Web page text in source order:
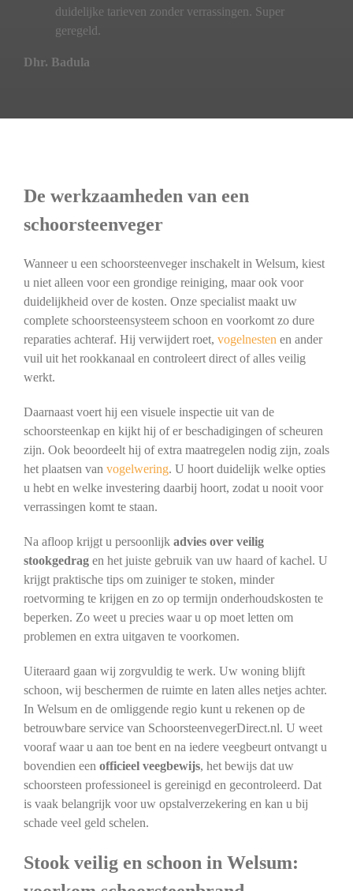
duidelijke tarieven zonder verrassingen. Super
geregeld.
Dhr. Badula
De werkzaamheden van een
schoorsteenveger
Wanneer u een schoorsteenveger inschakelt in Welsum, kiest
u niet alleen voor een grondige reiniging, maar ook voor
duidelijkheid over de kosten. Onze specialist maakt uw
complete schoorsteensysteem schoon en voorkomt zo dure
reparaties achteraf. Hij verwijdert roet, vogelnesten en ander
vuil uit het rookkanaal en controleert direct of alles veilig
werkt.
Daarnaast voert hij een visuele inspectie uit van de
schoorsteenkap en kijkt hij of er beschadigingen of scheuren
zijn. Ook beoordeelt hij of extra maatregelen nodig zijn, zoals
het plaatsen van vogelwering. U hoort duidelijk welke opties
u hebt en welke investering daarbij hoort, zodat u nooit voor
verrassingen komt te staan.
Na afloop krijgt u persoonlijk advies over veilig
stookgedragen het juiste gebruik van uw haard of kachel. U
krijgt praktische tips om zuiniger te stoken, minder
roetvorming te krijgen en zo op termijn onderhoudskosten te
beperken. Zo weet u precies waar u op moet letten om
problemen en extra uitgaven te voorkomen.
Uiteraard gaan wij zorgvuldig te werk. Uw woning blijft
schoon, wij beschermen de ruimte en laten alles netjes achter.
In Welsum en de omliggende regio kunt u rekenen op de
betrouwbare service van SchoorsteenvegerDirect.nl. U weet
vooraf waar u aan toe bent en na iedere veegbeurt ontvangt u
bovendien een officieel veegbewijs, het bewijs dat uw
schoorsteen professioneel is gereinigd en gecontroleerd. Dat
is vaak belangrijk voor uw opstalverzekering en kan u bij
schade veel geld schelen.
Stook veilig en schoon in Welsum: